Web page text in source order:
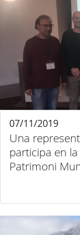
Una
participa en
Patrimoni
07/11/2019